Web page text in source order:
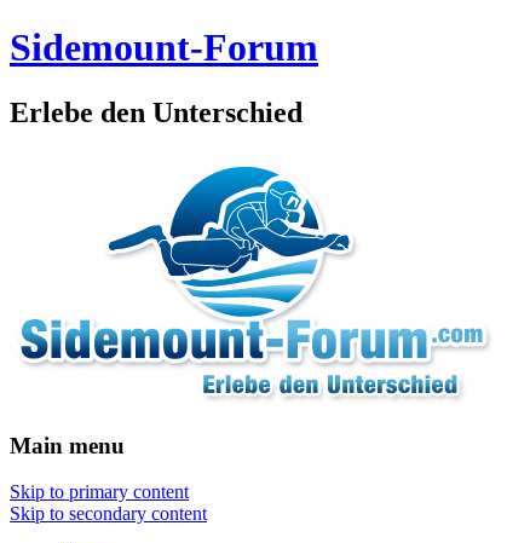
Sidemount-Forum
Erlebe den Unterschied
Main menu
Skip to primary content
Skip to secondary content